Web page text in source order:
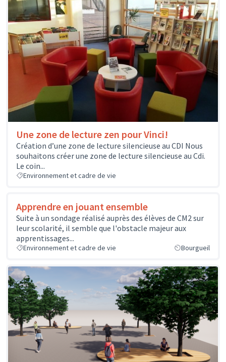
Une zone de lecture zen pour Vinci!
Création d’une zone de lecture silencieuse au CDI Nous
souhaitons créer une zone de lecture silencieuse au Cdi.
Le coin...
Environnement et cadre de vie
Apprendre en jouant ensemble
Suite à un sondage réalisé auprès des élèves de CM2 sur
leur scolarité, il semble que l'obstacle majeur aux
apprentissages...
Environnement et cadre de vie Bourgueil